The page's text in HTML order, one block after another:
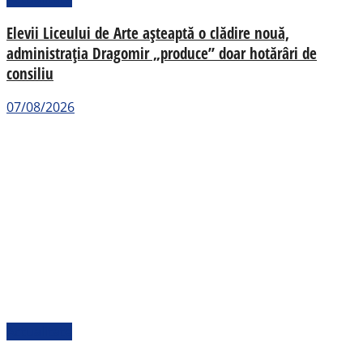
Elevii Liceului de Arte așteaptă o clădire nouă,
administrația Dragomir „produce” doar hotărâri de
consiliu
07/08/2026